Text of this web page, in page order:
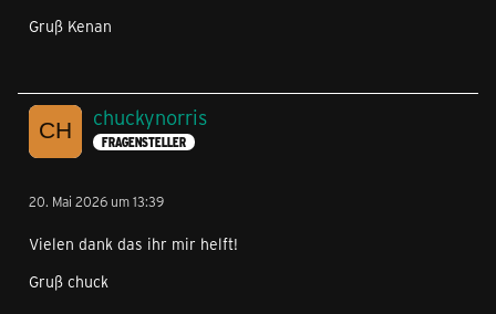
Gruß Kenan
chuckynorris
FRAGENSTELLER
20. Mai 2026 um 13:39
Vielen dank das ihr mir helft!
Gruß chuck